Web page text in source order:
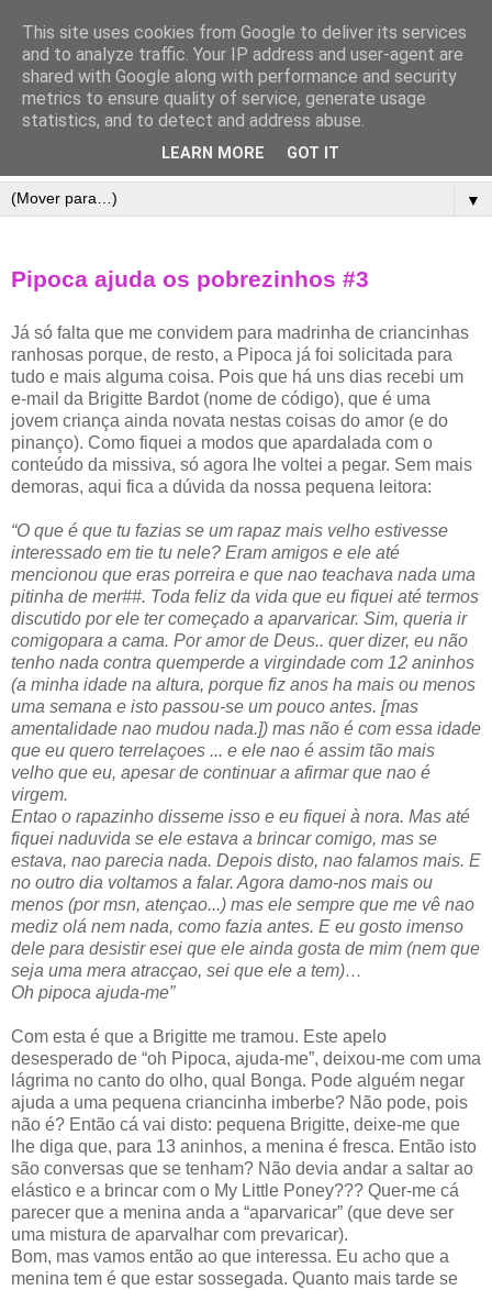
▼
Pipoca ajuda os pobrezinhos #3
Já só falta que me convidem para madrinha de criancinhas
ranhosas porque, de resto, a Pipoca já foi solicitada para
tudo e mais alguma coisa. Pois que há uns dias recebi um
e-mail da Brigitte Bardot (nome de código), que é uma
jovem criança ainda novata nestas coisas do amor (e do
pinanço). Como fiquei a modos que apardalada com o
conteúdo da missiva, só agora lhe voltei a pegar. Sem mais
demoras, aqui fica a dúvida da nossa pequena leitora:
“O que é que tu fazias se um rapaz mais velho estivesse
interessado em tie tu nele? Eram amigos e ele até
mencionou que eras porreira e que nao teachava nada uma
pitinha de mer##. Toda feliz da vida que eu fiquei até termos
discutido por ele ter começado a aparvaricar. Sim, queria ir
comigopara a cama. Por amor de Deus.. quer dizer, eu não
tenho nada contra quemperde a virgindade com 12 aninhos
(a minha idade na altura, porque fiz anos ha mais ou menos
uma semana e isto passou-se um pouco antes. [mas
amentalidade nao mudou nada.]) mas não é com essa idade
que eu quero terrelaçoes ... e ele nao é assim tão mais
velho que eu, apesar de continuar a afirmar que nao é
virgem.
Entao o rapazinho disseme isso e eu fiquei à nora. Mas até
fiquei naduvida se ele estava a brincar comigo, mas se
estava, nao parecia nada. Depois disto, nao falamos mais. E
no outro dia voltamos a falar. Agora damo-nos mais ou
menos (por msn, atençao...) mas ele sempre que me vê nao
mediz olá nem nada, como fazia antes. E eu gosto imenso
dele para desistir esei que ele ainda gosta de mim (nem que
seja uma mera atracçao, sei que ele a tem)…
Oh pipoca ajuda-me”
Com esta é que a Brigitte me tramou. Este apelo
desesperado de “oh Pipoca, ajuda-me”, deixou-me com uma
lágrima no canto do olho, qual Bonga. Pode alguém negar
ajuda a uma pequena criancinha imberbe? Não pode, pois
não é? Então cá vai disto: pequena Brigitte, deixe-me que
lhe diga que, para 13 aninhos, a menina é fresca. Então isto
são conversas que se tenham? Não devia andar a saltar ao
elástico e a brincar com o My Little Poney??? Quer-me cá
parecer que a menina anda a “aparvaricar” (que deve ser
uma mistura de aparvalhar com prevaricar).
Bom, mas vamos então ao que interessa. Eu acho que a
menina tem é que estar sossegada. Quanto mais tarde se
This site uses cookies from Google to deliver its services
and to analyze traffic. Your IP address and user-agent are
shared with Google along with performance and security
metrics to ensure quality of service, generate usage
statistics, and to detect and address abuse.
LEARN MORE GOT IT